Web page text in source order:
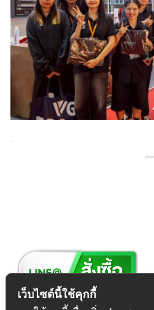
.
เว็บไซต์นี้ใช้คุกกี้